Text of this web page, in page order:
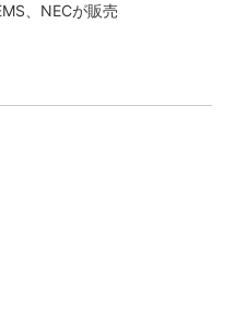
、NECが販売